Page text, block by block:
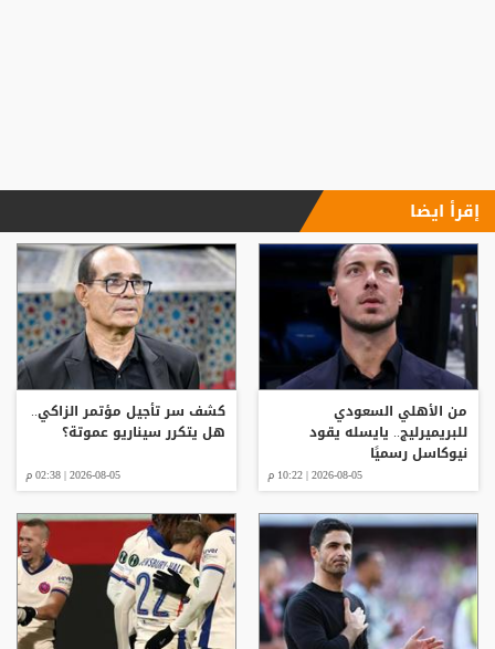
إقرأ ايضا
من الأهلي السعودي
للبريميرليج.. يايسله يقود
نيوكاسل رسميًا
2026-08-05 | 10:22 م
كشف سر تأجيل مؤتمر الزاكي..
هل يتكرر سيناريو عموتة؟
2026-08-05 | 02:38 م